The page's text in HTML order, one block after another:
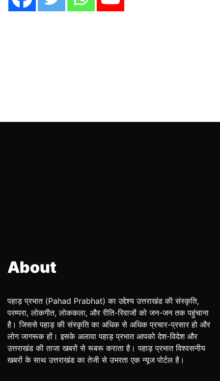
About
पहाड़ प्रभात (Pahad Prabhat) का उद्देश्य उत्तराखंड की संस्कृति,
परम्परा, लोकगीत, लोककला, और रीति-रिवाजों को जन-जन तक पहुंचाना
है। जिससे पहाड़ की संस्कृति का अधिक से अधिक प्रचार-प्रसार हो और
लोग जागरूक हों। इसके अलावा पहाड़ प्रभात आपको देश-विदेश और
उत्तराखंड की ताजा खबरों से रूबरू कराता है। पहाड़ प्रभात विश्वसनीय
खबरों के साथ उत्तराखंड का तेजी से उभरता एक न्यूज पोर्टल है।